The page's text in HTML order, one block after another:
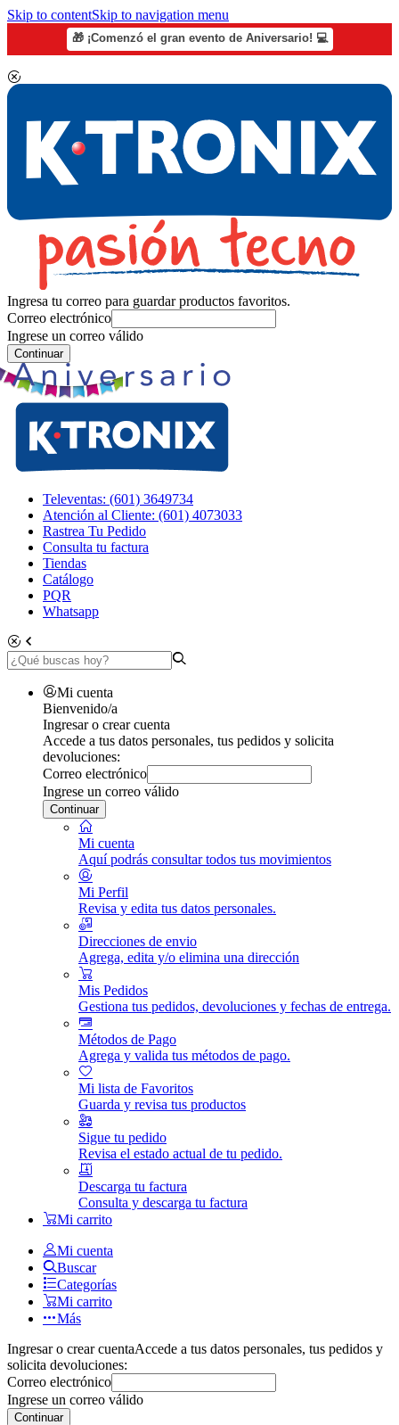
Skip to contentSkip to navigation menu
🎁 ¡Comenzó el gran evento de Aniversario! 💻
Ingresa tu correo para guardar productos favoritos.
Correo electrónico
Ingrese un correo válido
Continuar
Televentas: (601) 3649734
Atención al Cliente: (601) 4073033
Rastrea Tu Pedido
Consulta tu factura
Tiendas
Catálogo
PQR
Whatsapp
Mi cuenta
Bienvenido/a
Ingresar o crear cuenta
Accede a tus datos personales, tus pedidos y solicita
devoluciones:
Correo electrónico
Ingrese un correo válido
Continuar
Mi cuenta
Aquí podrás consultar todos tus movimientos
Mi Perfil
Revisa y edita tus datos personales.
Direcciones de envio
Agrega, edita y/o elimina una dirección
Mis Pedidos
Gestiona tus pedidos, devoluciones y fechas de entrega.
Métodos de Pago
Agrega y valida tus métodos de pago.
Mi lista de Favoritos
Guarda y revisa tus productos
Sigue tu pedido
Revisa el estado actual de tu pedido.
Descarga tu factura
Consulta y descarga tu factura
Mi carrito
Mi cuenta
Buscar
Categorías
Mi carrito
Más
Ingresar o crear cuentaAccede a tus datos personales, tus pedidos y
solicita devoluciones:
Correo electrónico
Ingrese un correo válido
Continuar